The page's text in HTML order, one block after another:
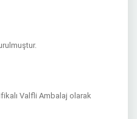
Valfli Ambalaj olarak